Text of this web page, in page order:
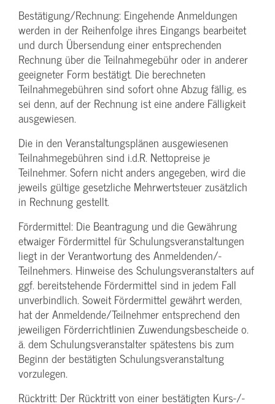
Bestätigung­/Rechnung: Eingehende Anmeldungen
werden in der Reihenfolge ihres Eingangs bearbeitet
und durch Übersendung einer entsprechenden
Rechnung über die Teilnahmegebühr oder in anderer
geeigneter Form bestätigt. Die berechneten
Teilnahmegebühren sind sofort ohne Abzug fällig, es
sei denn, auf der Rechnung ist eine andere Fälligkeit
ausgewiesen.
Die in den Veranstaltungsplänen ausgewiesenen
Teilnahmegebühren sind i.d.R. Nettopreise je
Teilnehmer. Sofern nicht anders angegeben, wird die
jeweils gültige gesetzliche Mehrwertsteuer zusätzlich
in Rechnung gestellt.
Fördermittel: Die Beantragung und die Gewährung
etwaiger Fördermittel für Schulungs­veranstaltungen
liegt in der Verantwortung des Anmeldenden/­
Teilnehmers. Hinweise des Schulungs­veranstalters auf
ggf. bereitstehende Fördermittel sind in jedem Fall
unverbindlich. Soweit Fördermittel gewährt werden,
hat der Anmeldende/­Teilnehmer entsprechend den
jeweiligen Förderrichtlinien Zuwendungs­bescheide o.
ä. dem Schulungs­veranstalter spätestens bis zum
Beginn der bestätigten Schulungs­veranstaltung
vorzulegen.
Rücktritt: Der Rücktritt von einer bestätigten Kurs-/­